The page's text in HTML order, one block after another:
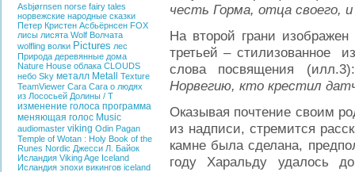
Asbjørnsen norse fairy tales
норвежские народные сказки
Петер Кристен Асбьёрнсен FOX
лисы лисята Wolf Волчата
wolfling волки Pictures лес
Природа деревянные дома
Nature House облака CLOUDS
небо Sky металл Metall
Texture
TeamViewer Сага Сага о людях
из Лососьей Долины / T
изменение голоса программа
меняющая голос Music
audiomaster viking Odin Pagan
Temple of Wotan : Holy Book of the
Runes Nordic Джесси Л. Байок
Исландия Viking Age Iceland
Исландия эпохи викингов iceland
честь Горма, отца своего,
На второй грани
третьей – стилизованное
слова посвящения
Норвегию, кто крестил
Оказывая почтение своим
из надписи, стремится
камне была сделана,
году Харальду удалось